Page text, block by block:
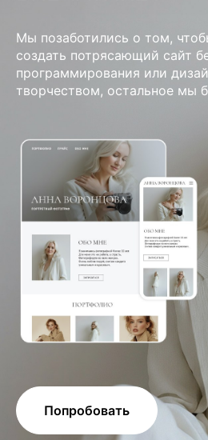
Мы позаботились о том,
создать потрясающий сайт
программирования или
творчеством, остальное мы
Попробовать